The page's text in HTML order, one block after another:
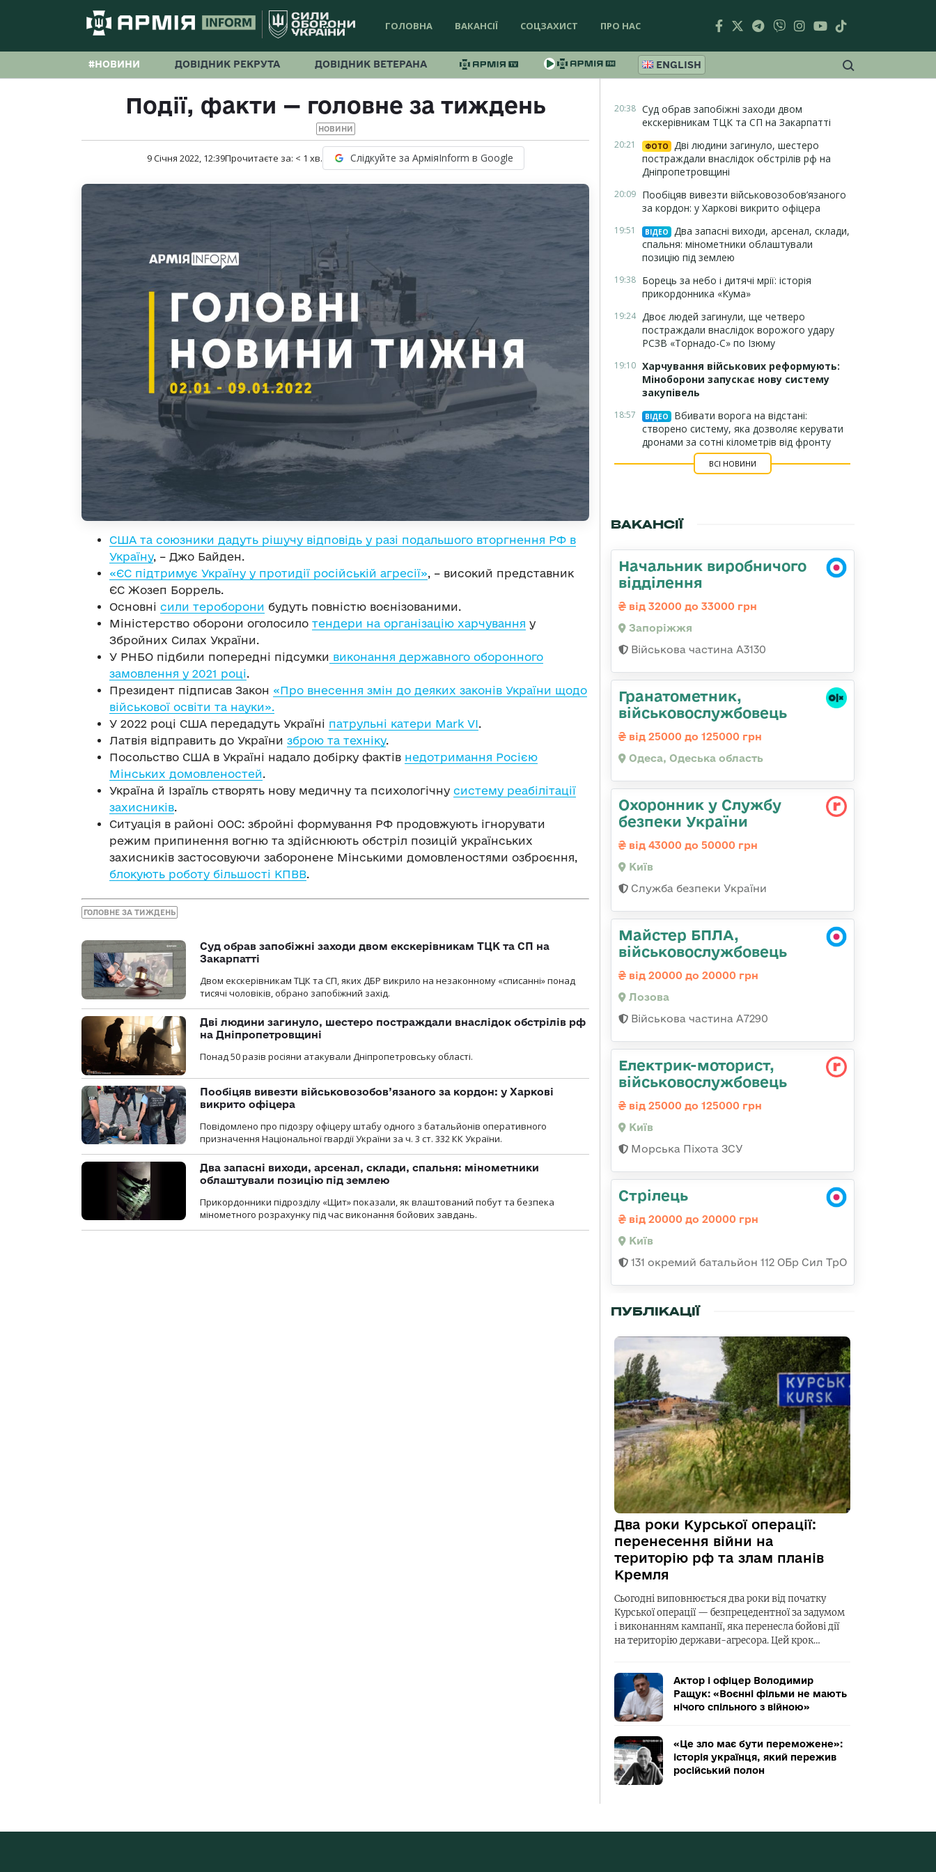
ГОЛОВНА ВАКАНСІЇ СОЦЗАХИСТ ПРО НАС
#НОВИНИ ДОВІДНИК РЕКРУТА ДОВІДНИК ВЕТЕРАНА ENGLISH
Події, факти — головне за тиждень
НОВИНИ
9 Січня 2022, 12:39Прочитаєте за: < 1 хв. Слідкуйте за АрміяInform в Google
США та союзники дадуть рішучу відповідь у разі подальшого вторгнення РФ в
Україну, – Джо Байден.
«ЄС підтримує Україну у протидії російській агресії», – високий представник
ЄС Жозеп Боррель.
Основні сили тероборони будуть повністю воєнізованими.
Міністерство оборони оголосило тендери на організацію харчування у
Збройних Силах України.
У РНБО підбили попередні підсумки виконання державного оборонного
замовлення у 2021 році.
Президент підписав Закон «Про внесення змін до деяких законів України щодо
військової освіти та науки».
У 2022 році США передадуть Україні патрульні катери Mark VI.
Латвія відправить до України зброю та техніку.
Посольство США в Україні надало добірку фактів недотримання Росією
Мінських домовленостей.
Україна й Ізраїль створять нову медичну та психологічну систему реабілітації
захисників.
Ситуація в районі ООС: збройні формування РФ продовжують ігнорувати
режим припинення вогню та здійснюють обстріл позицій українських
захисників застосовуючи заборонене Мінськими домовленостями озброєння,
блокують роботу більшості КПВВ.
ГОЛОВНЕ ЗА ТИЖДЕНЬ
Суд обрав запобіжні заходи двом екскерівникам ТЦК та СП на
Закарпатті
Двом екскерівникам ТЦК та СП, яких ДБР викрило на незаконному «списанні» понад
тисячі чоловіків, обрано запобіжний захід.
Дві людини загинуло, шестеро постраждали внаслідок обстрілів рф
на Дніпропетровщині
Понад 50 разів росіяни атакували Дніпропетровську області.
Пообіцяв вивезти військовозобов’язаного за кордон: у Харкові
викрито офіцера
Повідомлено про підозру офіцеру штабу одного з батальйонів оперативного
призначення Національної гвардії України за ч. 3 ст. 332 КК України.
Два запасні виходи, арсенал, склади, спальня: мінометники
облаштували позицію під землею
Прикордонники підрозділу «Щит» показали, як влаштований побут та безпека
мінометного розрахунку під час виконання бойових завдань.
20:38 Суд обрав запобіжні заходи двом
екскерівникам ТЦК та СП на Закарпатті
20:21 ФОТО
Дві людини загинуло, шестеро
постраждали внаслідок обстрілів рф на
Дніпропетровщині
20:09 Пообіцяв вивезти військовозобов’язаного
за кордон: у Харкові викрито офіцера
19:51 ВІДЕО
Два запасні виходи, арсенал, склади,
спальня: мінометники облаштували
позицію під землею
19:38 Борець за небо і дитячі мрії: історія
прикордонника «Кума»
19:24 Двоє людей загинули, ще четверо
постраждали внаслідок ворожого удару
РСЗВ «Торнадо-С» по Ізюму
19:10 Харчування військових реформують:
Міноборони запускає нову систему
закупівель
18:57 ВІДЕО
Вбивати ворога на відстані:
створено систему, яка дозволяє керувати
дронами за сотні кілометрів від фронту
ВСІ НОВИНИ
ВАКАНСІЇ
Начальник виробничого
відділення
від 32000 до 33000 грн
Запоріжжя
Військова частина А3130
Гранатометник,
військовослужбовець
від 25000 до 125000 грн
Одеса, Одеська область
Охоронник у Службу
безпеки України
від 43000 до 50000 грн
Київ
Служба безпеки України
Майстер БПЛА,
військовослужбовець
від 20000 до 20000 грн
Лозова
Військова частина А7290
Електрик-моторист,
військовослужбовець
від 25000 до 125000 грн
Київ
Морська Піхота ЗСУ
Стрілець
від 20000 до 20000 грн
Київ
131 окремий батальйон 112 ОБр Сил ТрО
ПУБЛІКАЦІЇ
Два роки Курської операції:
перенесення війни на
територію рф та злам планів
Кремля
Сьогодні виповнюється два роки від початку
Курської операції — безпрецедентної за задумом
і виконанням кампанії, яка перенесла бойові дії
на територію держави-агресора. Цей крок…
Актор і офіцер Володимир
Ращук: «Воєнні фільми не мають
нічого спільного з війною»
«Це зло має бути переможене»:
історія українця, який пережив
російський полон